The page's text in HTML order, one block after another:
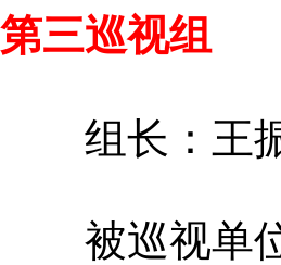
第三巡视组
组长：王
被巡视单位